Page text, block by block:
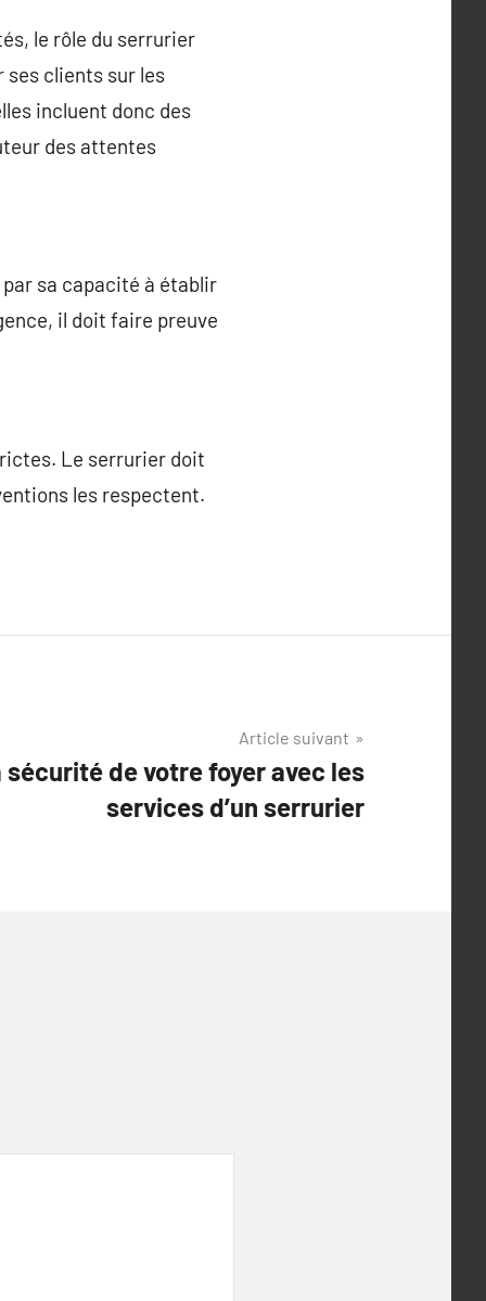
le rôle du serrurier
ses clients sur les
incluent donc des
des attentes
sa capacité à établir
il doit faire preuve
Le serrurier doit
les respectent.
Article suivant
sécurité de votre foyer avec les
services d’un serrurier